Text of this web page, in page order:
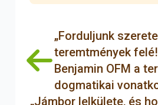
7-én, Jézus Szentséges
a megszokottól eltérően
7 órakor, 12 órakor és 18
be. A délben kezdődő
rózsafüzér, az esti
pedig litániával is várták a
„Forduljunk
teremtmények
Benjamin OFM a
dogmatikai
„Jámbor lelkülete, és